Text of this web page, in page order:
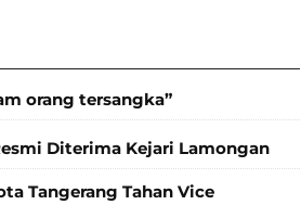
orang tersangka”
Diterima Kejari Lamongan
Tangerang Tahan Vice